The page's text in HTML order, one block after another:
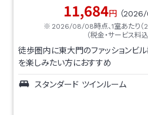
11,684円 （
2026/08/08時点、1室あたり（
（税金・サービス料込
徒歩圏内に東大門のファッションビル
を楽しみたい方におすすめ
スタンダード ツインルーム